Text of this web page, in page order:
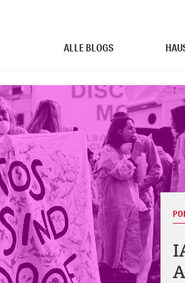
ALLE BLOGS